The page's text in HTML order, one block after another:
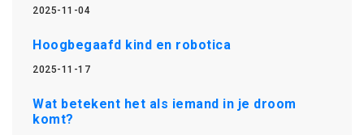
2025-11-04
Hoogbegaafd kind en robotica
2025-11-17
Wat betekent het als iemand in je droom
komt?